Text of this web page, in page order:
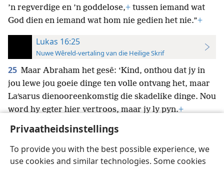
Privaatheidsinstellings
To provide you with the best possible experience, we
use cookies and similar technologies. Some cookies
’n regverdige en ’n goddelose,+ tussen iemand wat
God dien en iemand wat hom nie gedien het nie.”+
Lukas 16:25
Nuwe Wêreld-vertaling van die Heilige Skrif
25 Maar Abraham het gesê: ‘Kind, onthou dat jy in
jou lewe jou goeie dinge ten volle ontvang het, maar
Laʹsarus dienooreenkomstig die skadelike dinge. Nou
word hy egter hier vertroos, maar jy ly pyn.+